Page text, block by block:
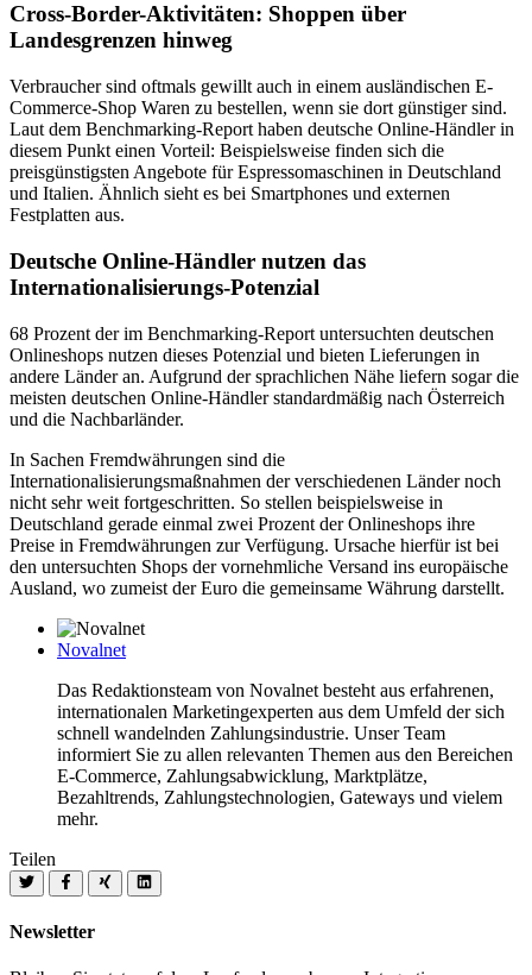
Cross-Border-Aktivitäten: Shoppen über
Landesgrenzen hinweg
Verbraucher sind oftmals gewillt auch in einem ausländischen E-
Commerce-Shop Waren zu bestellen, wenn sie dort günstiger sind.
Laut dem Benchmarking-Report haben deutsche Online-Händler in
diesem Punkt einen Vorteil: Beispielsweise finden sich die
preisgünstigsten Angebote für Espressomaschinen in Deutschland
und Italien. Ähnlich sieht es bei Smartphones und externen
Festplatten aus.
Deutsche Online-Händler nutzen das
Internationalisierungs-Potenzial
68 Prozent der im Benchmarking-Report untersuchten deutschen
Onlineshops nutzen dieses Potenzial und bieten Lieferungen in
andere Länder an. Aufgrund der sprachlichen Nähe liefern sogar die
meisten deutschen Online-Händler standardmäßig nach Österreich
und die Nachbarländer.
In Sachen Fremdwährungen sind die
Internationalisierungsmaßnahmen der verschiedenen Länder noch
nicht sehr weit fortgeschritten. So stellen beispielsweise in
Deutschland gerade einmal zwei Prozent der Onlineshops ihre
Preise in Fremdwährungen zur Verfügung. Ursache hierfür ist bei
den untersuchten Shops der vornehmliche Versand ins europäische
Ausland, wo zumeist der Euro die gemeinsame Währung darstellt.
Novalnet
Das Redaktionsteam von Novalnet besteht aus erfahrenen,
internationalen Marketingexperten aus dem Umfeld der sich
schnell wandelnden Zahlungsindustrie. Unser Team
informiert Sie zu allen relevanten Themen aus den Bereichen
E-Commerce, Zahlungsabwicklung, Marktplätze,
Bezahltrends, Zahlungstechnologien, Gateways und vielem
mehr.
Teilen
Newsletter